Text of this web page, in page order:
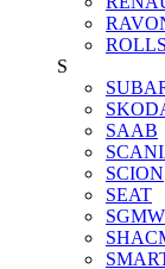
S
SAAB
SCION
SEAT
SGMW